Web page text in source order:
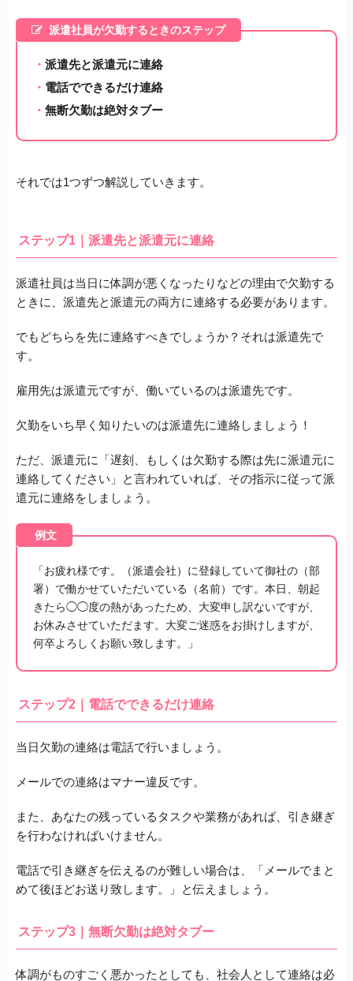
派遣社員が欠勤するときのステップ
派遣先と派遣元に連絡
電話でできるだけ連絡
無断欠勤は絶対タブー
それでは1つずつ解説していきます。
ステップ1｜派遣先と派遣元に連絡
派遣社員は当日に体調が悪くなったりなどの理由で欠勤する
ときに、派遣先と派遣元の両方に連絡する必要があります。
でもどちらを先に連絡すべきでしょうか？それは派遣先で
す。
雇用先は派遣元ですが、働いているのは派遣先です。
欠勤をいち早く知りたいのは派遣先に連絡しましょう！
ただ、派遣元に「遅刻、もしくは欠勤する際は先に派遣元に
連絡してください」と言われていれば、その指示に従って派
遣元に連絡をしましょう。
例文
「お疲れ様です。（派遣会社）に登録していて御社の（部
署）で働かせていただいている（名前）です。本日、朝起
きたら◯◯度の熱があったため、大変申し訳ないですが、
お休みさせていただます。大変ご迷惑をお掛けしますが、
何卒よろしくお願い致します。」
ステップ2｜電話でできるだけ連絡
当日欠勤の連絡は電話で行いましょう。
メールでの連絡はマナー違反です。
また、あなたの残っているタスクや業務があれば、引き継ぎ
を行わなければいけません。
電話で引き継ぎを伝えるのが難しい場合は、「メールでまと
めて後ほどお送り致します。」と伝えましょう。
ステップ3｜無断欠勤は絶対タブー
体調がものすごく悪かったとしても、社会人として連絡は必